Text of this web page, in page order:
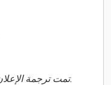
تمت ترجمة الإعلان تلقائيًا. قد تحدث أخطاء في الترجمة.